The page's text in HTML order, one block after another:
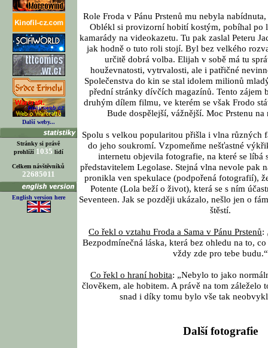
Další weby...
Stránky si právě
prohlíží 1035 lidí
Celkem návštěvníků
22685011
English version here
Role Froda v Pánu Prstenů mu nebyla
Oblékl si provizorní hobití kostým, pobíhal po
kamarády na videokazetu. Tu pak zaslal Peteru
jak hodně o tuto roli stojí. Byl bez velkého
určitě dobrá volba. Elijah v sobě má tu
houževnatosti, vytrvalosti, ale i patřičné
Společenstva do kin se stal idolem milionů
přední stránky dívčích magazínů. Tento zájem
druhým dílem filmu, ve kterém se však Frodo
Bude dospělejší, vážnější. Moc Prstenu
Spolu s velkou popularitou přišla i vlna různých
do jeho soukromí. Vzpomeňme nešťastné
internetu objevila fotografie, na které se líbá
představitelem Legolase. Stejná vlna nevole pak
pronikla ven spekulace (podpořená fotografií),
Potente (Lola beží o život), která se s ním
Seventeen. Jak se později ukázalo, nešlo jen o
štěstí.
Co řekl o vztahu Froda a Sama v Pánu Prstenů:
Bezpodmínečná láska, která bez ohledu na to,
vždy zde pro tebe budu.“
Co řekl o hraní hobita: „Nebylo to jako
člověkem, ale hobitem. A právě na tom záleželo
snad i díky tomu bylo vše tak
Další fotografie